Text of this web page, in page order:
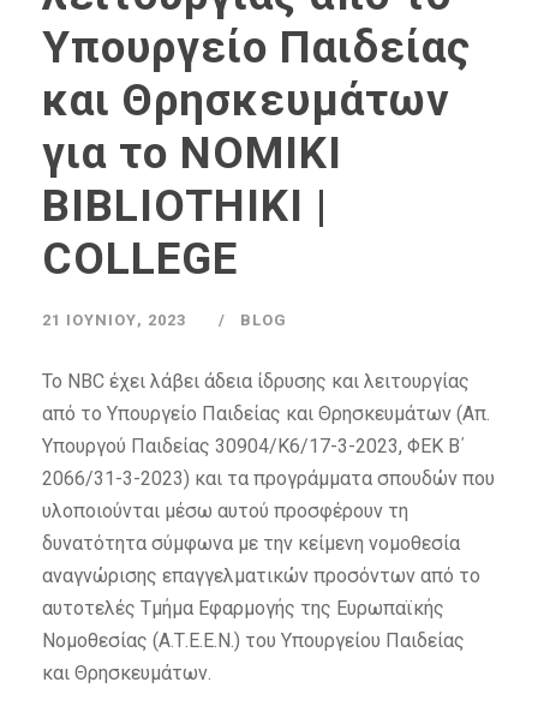
Υπουργείο Παιδείας
και Θρησκευμάτων
για το NOMIKI
BIBLIOTHIKI |
COLLEGE
21 ΙΟΥΝΊΟΥ, 2023 BLOG
Το NBC έχει λάβει άδεια ίδρυσης και λειτουργίας
από το Υπουργείο Παιδείας και Θρησκευμάτων (Απ.
Υπουργού Παιδείας 30904/Κ6/17-3-2023, ΦΕΚ Β΄
2066/31-3-2023) και τα προγράμματα σπουδών που
υλοποιούνται μέσω αυτού προσφέρουν τη
δυνατότητα σύμφωνα με την κείμενη νομοθεσία
αναγνώρισης επαγγελματικών προσόντων από το
αυτοτελές Τμήμα Εφαρμογής της Ευρωπαϊκής
Νομοθεσίας (Α.Τ.Ε.Ε.Ν.) του Υπουργείου Παιδείας
και Θρησκευμάτων.